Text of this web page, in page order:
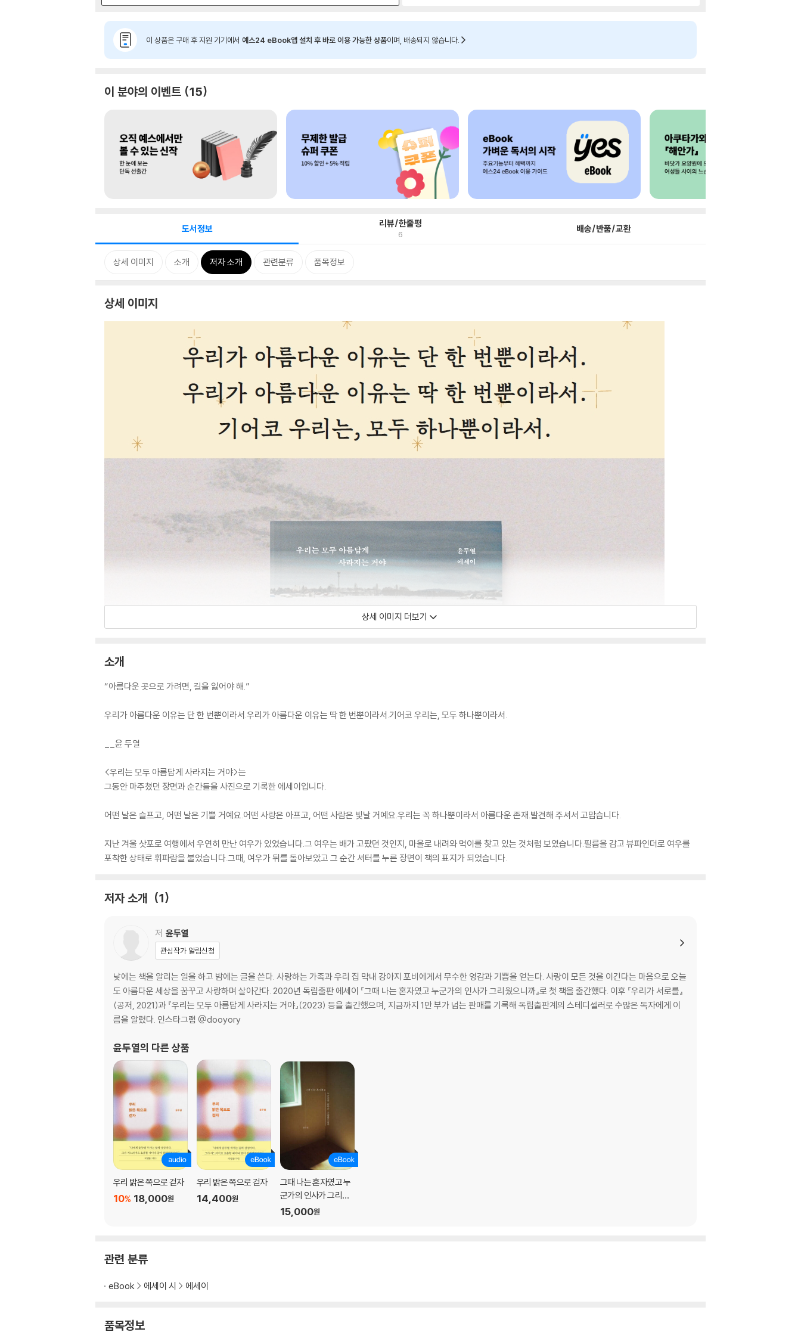
이 상품은 구매 후 지원 기기에서 예스24 eBook앱 설치 후 바로 이용 가능한 상품이며, 배송되지 않습니다.
이 분야의 이벤트 15
도서정보 리뷰/한줄평
6 배송/반품/교환
상세 이미지 소개 저자 소개 관련분류 품목정보
상세 이미지
상세 이미지 더보기
소개
“아름다운 곳으로 가려면, 길을 잃어야 해.”
우리가 아름다운 이유는 단 한 번뿐이라서.우리가 아름다운 이유는 딱 한 번뿐이라서.기어코 우리는, 모두 하나뿐이라서.
__윤 두열
<우리는 모두 아름답게 사라지는 거야>는
그동안 마주쳤던 장면과 순간들을 사진으로 기록한 에세이입니다.
어떤 날은 슬프고, 어떤 날은 기쁠 거예요.어떤 사랑은 아프고, 어떤 사람은 빛날 거예요.우리는 꼭 하나뿐이라서 아름다운 존재.발견해 주셔서 고맙습니다.
지난 겨울 삿포로 여행에서 우연히 만난 여우가 있었습니다.그 여우는 배가 고팠던 것인지, 마을로 내려와 먹이를 찾고 있는 것처럼 보였습니다.필름을 감고 뷰파인더로 여우를
포착한 상태로 휘파람을 불었습니다.그때, 여우가 뒤를 돌아보았고 그 순간 셔터를 누른 장면이 책의 표지가 되었습니다.
저자 소개 1
저 윤두열
관심작가 알림신청
낮에는 책을 알리는 일을 하고 밤에는 글을 쓴다. 사랑하는 가족과 우리 집 막내 강아지 포비에게서 무수한 영감과 기쁨을 얻는다. 사랑이 모든 것을 이긴다는 마음으로 오늘
도 아름다운 세상을 꿈꾸고 사랑하며 살아간다. 2020년 독립출판 에세이 『그때 나는 혼자였고 누군가의 인사가 그리웠으니까』로 첫 책을 출간했다. 이후 『우리가 서로를』
(공저, 2021)과 『우리는 모두 아름답게 사라지는 거야』(2023) 등을 출간했으며, 지금까지 1만 부가 넘는 판매를 기록해 독립출판계의 스테디셀러로 수많은 독자에게 이
름을 알렸다. 인스타그램 @dooyory
윤두열의 다른 상품
우리 밝은 쪽으로 걷자
18,000원
10%
우리 밝은 쪽으로 걷자
14,400원
그때 나는 혼자였고 누
군가의 인사가 그리웠
으니까
15,000원
관련 분류
eBook 에세이 시 에세이
품목정보